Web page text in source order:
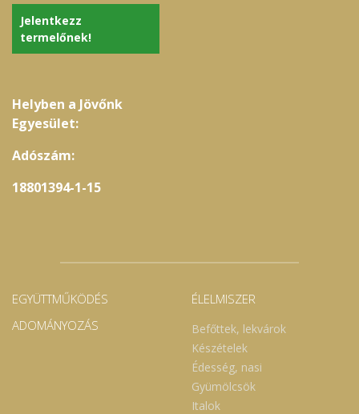
Jelentkezz
termelőnek!
Helyben a Jövőnk
Egyesület:
Adószám:
18801394-1-15
EGYÜTTMŰKÖDÉS
ADOMÁNYOZÁS
ÉLELMISZER
Befőttek, lekvárok
Készételek
Édesség, nasi
Gyümölcsök
Italok